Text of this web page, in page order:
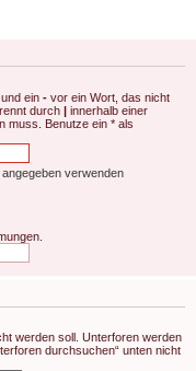
ein - vor ein Wort, das nicht
durch | innerhalb einer
muss. Benutze ein * als
verwenden
werden soll. Unterforen werden
durchsuchen“ unten nicht